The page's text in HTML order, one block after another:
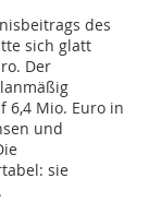
des
sich glatt
Der
6,4 Mio. Euro in
und
sie